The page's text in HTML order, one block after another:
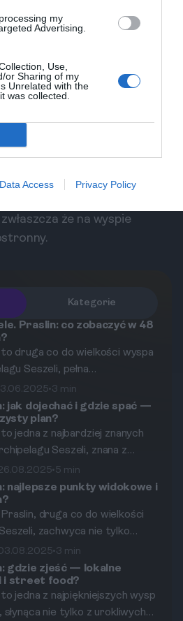
my
Advertising.
Use,
or Sharing of my
Unrelated with the
was collected.
Data Access Privacy Policy
i porady
warto zachować
ogólnie bezpieczna dla
trzeba być czujnym.
miejsc po zmroku oraz nie
rzeczy w
plaży. Zdecydowanie
lokalnych przewoźników i
hotele. Warto również znać
że na wyspie
Kategorie
Praslin: co zobaczyć w 48
to druga co do wielkości wyspa
Seszeli, pełna
krajobrazów, bujnej
i bajecznych plaż. W
48 godzin można odkryć jej
skarby. Niniejszy blog
Ci, co warto zobaczyć, jakie
czekają oraz jak sprawić, by
był niezapomniany.
•3 min
jak dojechać i gdzie spać —
plan?
jedna z najbardziej znanych
Seszeli, znana z
plaż, bujnej roślinności i vaiery
W tym przewodniku
się, jak dojechać na Praslin,
zatrzymać, oraz jakie
czekają na Ciebie podczas
•5 min
najlepsze punkty widokowe i
druga co do wielkości
zachwyca nie tylko
ale również
punktami widokowymi.
krajobrazów po
dech w piersiach widoki
– Praslin oferuje mnóstwo
•3 min
gdzie zjeść — lokalne
i street food?
jedna z najpiękniejszych wysp
słynąca nie tylko z urokliwych